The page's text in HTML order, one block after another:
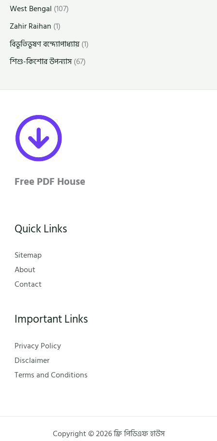
West Bengal (107)
Zahir Raihan (1)
বিভূতিভূষণ বন্দ্যোপাধ্যায়(1)
শিশু-কিশোর উপন্যাস(67)
Free PDF House
Quick Links
Sitemap
About
Contact
Important Links
Privacy Policy
Disclaimer
Terms and Conditions
Copyright © 2026 ফ্রি পিডিএফ হাউস